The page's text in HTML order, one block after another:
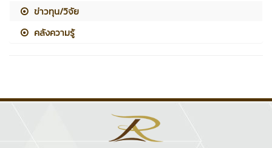
ข่าวทุน/วิจัย
คลังความรู้